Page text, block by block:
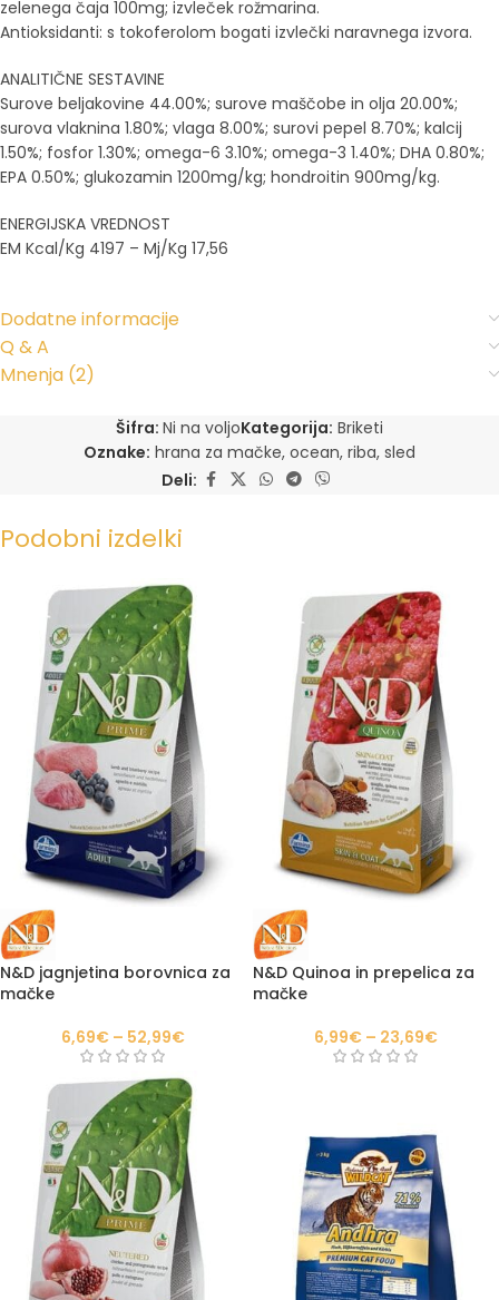
zelenega čaja 100mg; izvleček rožmarina.
Antioksidanti: s tokoferolom bogati izvlečki naravnega izvora.
ANALITIČNE SESTAVINE
Surove beljakovine 44.00%; surove maščobe in olja 20.00%;
surova vlaknina 1.80%; vlaga 8.00%; surovi pepel 8.70%; kalcij
1.50%; fosfor 1.30%; omega-6 3.10%; omega-3 1.40%; DHA 0.80%;
EPA 0.50%; glukozamin 1200mg/kg; hondroitin 900mg/kg.
ENERGIJSKA VREDNOST
EM Kcal/Kg 4197 – Mj/Kg 17,56
Dodatne informacije
Q & A
Mnenja (2)
Šifra: Ni na voljoKategorija: Briketi
Oznake: hrana za mačke, ocean, riba, sled
Deli:
Podobni izdelki
N&D jagnjetina borovnica za
mačke
6,69€ – 52,99€
N&D Quinoa in prepelica za
mačke
6,99€ – 23,69€